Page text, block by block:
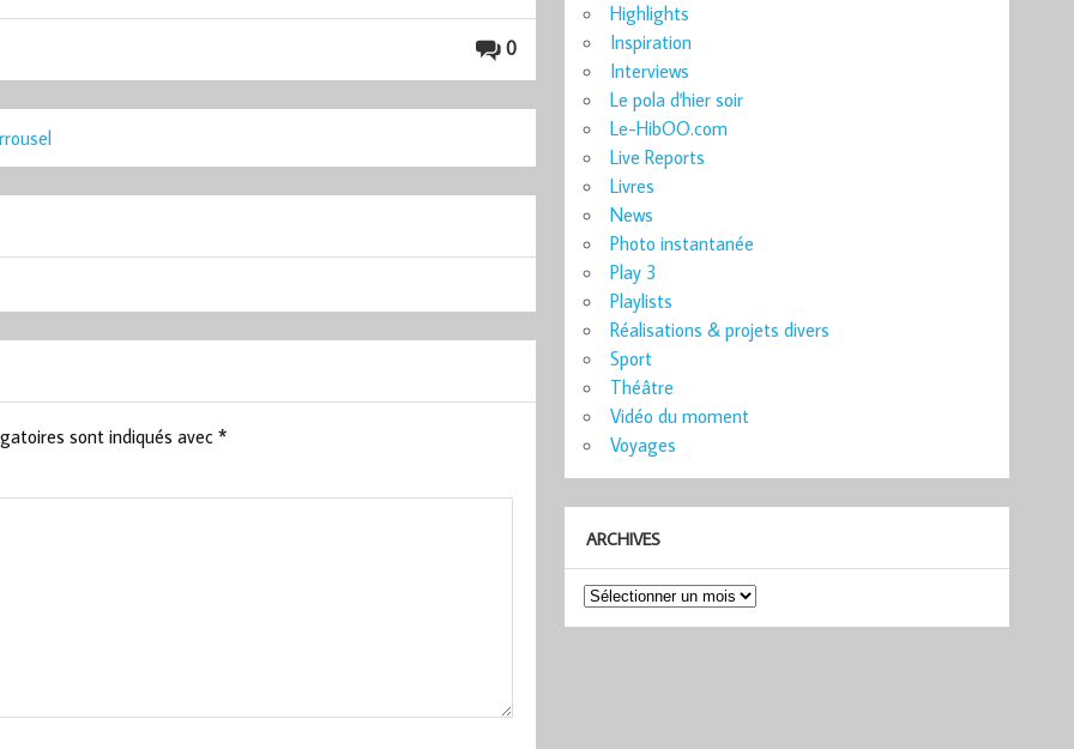
0
sont indiqués avec *
Highlights
Inspiration
Interviews
Le pola d'hier soir
Le-HibOO.com
Live Reports
Livres
News
Photo instantanée
Play 3
Playlists
Réalisations & projets divers
Sport
Théâtre
Vidéo du moment
Voyages
ARCHIVES
Archives